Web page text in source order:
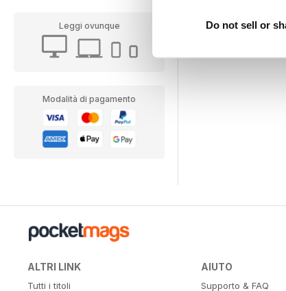
Do not sell or
Leggi ovunque
Modalità di pagamento
ALTRI LINK
Tutti i titoli
AIUTO
Supporto & FAQ